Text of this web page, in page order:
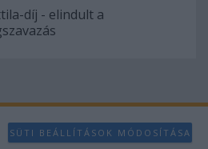
díj - elindult a
SÜTI BEÁLLÍTÁSOK MÓDOSÍTÁSA